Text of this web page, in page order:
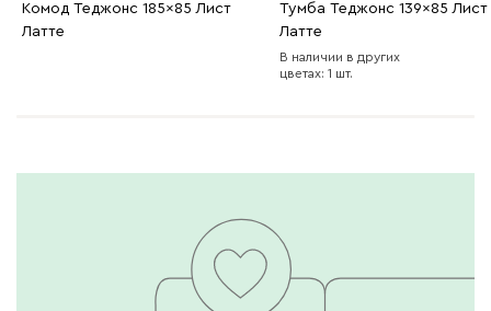
Комод Теджонс 185x85 Лист
Латте
Тумба Теджонс 139x85 Лист
Латте
В наличии в других
цветах: 1 шт.